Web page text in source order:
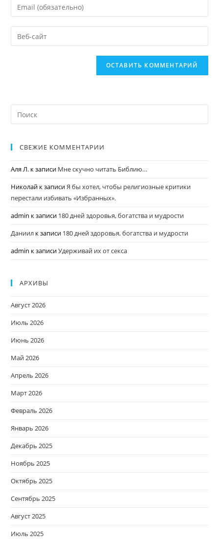
СВЕЖИЕ КОММЕНТАРИИ
Аля Л. к записи Мне скучно читать Библию…
Николай к записиЯ бы хотел, чтобы религиозные критики
перестали избивать «Избранных».
admin к записи 180 дней здоровья, богатства и мудрости
Даниил к записи 180 дней здоровья, богатства и мудрости
admin к записиУдерживай их от секса
АРХИВЫ
Август 2026
Июль 2026
Июнь 2026
Май 2026
Апрель 2026
Март 2026
Февраль 2026
Январь 2026
Декабрь 2025
Ноябрь 2025
Октябрь 2025
Сентябрь 2025
Август 2025
Июль 2025